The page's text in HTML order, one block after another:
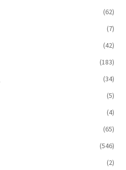
(62)
(7)
(42)
(183)
(34)
(5)
(4)
(65)
(546)
(2)